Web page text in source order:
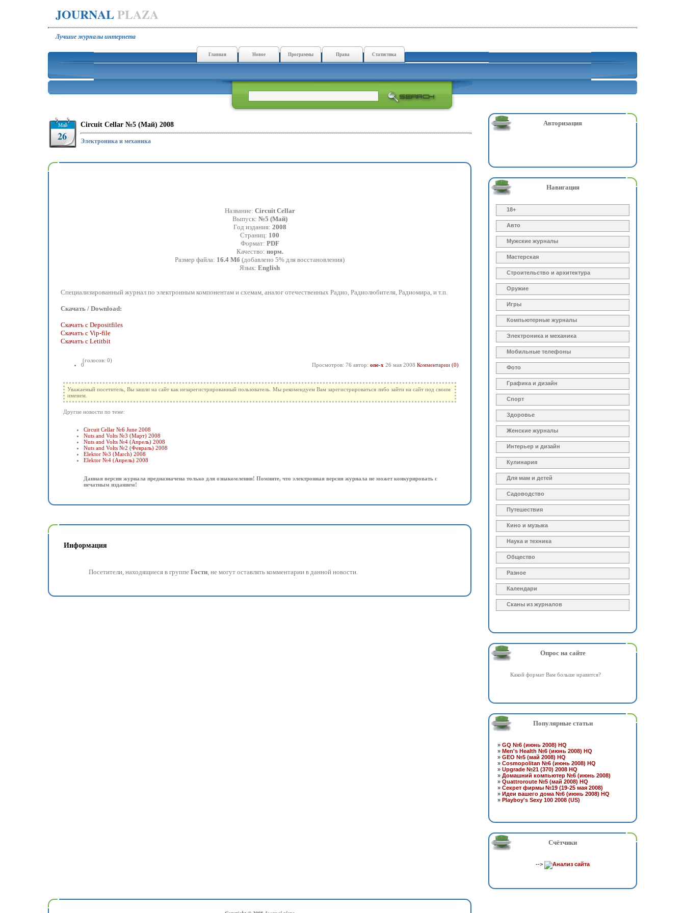
JOURNALPLAZA
Лучшие журналы интернета
Главная Новое Программы Права Статистика
Май
26
Circuit Cellar №5 (Май) 2008
Электроника и механика
Название: Circuit Cellar
Выпуск: №5 (Май)
Год издания: 2008
Страниц: 100
Формат: PDF
Качество: норм.
Размер файла: 16.4 Мб (добавлено 5% для восстановления)
Язык: English
Специализированный журнал по электронным компонентам и схемам, аналог отечественных Радио, Радиолюбителя, Радиомира, и т.п.
Скачать / Download:
Скачать с Depositfiles
Скачать с Vip-file
Скачать с Letitbit
0
(голосов: 0)
Просмотров: 76 автор: one-x 26 мая 2008 Комментарии (0)
Уважаемый посетитель, Вы зашли на сайт как незарегистрированный пользователь. Мы рекомендуем Вам зарегистрироваться либо зайти на сайт под своим
именем.
Другие новости по теме:
Circuit Cellar №6 June 2008
Nuts and Volts №3 (Март) 2008
Nuts and Volts №4 (Апрель) 2008
Nuts and Volts №2 (Февраль) 2008
Elektor №3 (March) 2008
Elektor №4 (Апрель) 2008
Данная версия журнала предназначена только для ознакомления! Помните, что электронная версия журнала не может конкурировать с
печатным изданием!
Информация
Посетители, находящиеся в группе Гости, не могут оставлять комментарии в данной новости.
Авторизация
Навигация
18+
Авто
Мужские журналы
Мастерская
Строительство и архитектура
Оружие
Игры
Компьютерные журналы
Электроника и механика
Мобильные телефоны
Фото
Графика и дизайн
Спорт
Здоровье
Женские журналы
Интерьер и дизайн
Кулинария
Для мам и детей
Садоводство
Путешествия
Кино и музыка
Наука и техника
Общество
Разное
Календари
Сканы из журналов
Опрос на сайте
Какой формат Вам больше нравится?
Популярные статьи
» GQ №6 (июнь 2008) HQ
» Men's Health №6 (июнь 2008) HQ
» GEO №5 (май 2008) HQ
» Cosmopolitan №6 (июнь 2008) HQ
» Upgrade №21 (370) 2008 HQ
» Домашний компьютер №6 (июнь 2008)
» Quattroroute №5 (май 2008) HQ
» Секрет фирмы №19 (19-25 мая 2008)
» Идеи вашего дома №6 (июнь 2008) HQ
» Playboy's Sexy 100 2008 (US)
Счётчики
-->